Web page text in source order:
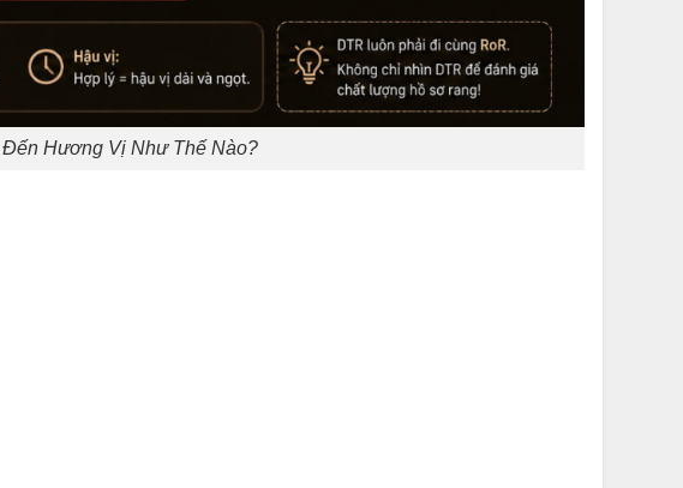
Hương Vị Như Thế Nào?